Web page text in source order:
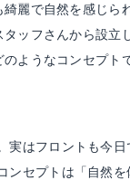
綺麗で自然を感じら
タッフさんから設立
のようなコンセプト
実はフロントも今日
ンセプトは「自然を